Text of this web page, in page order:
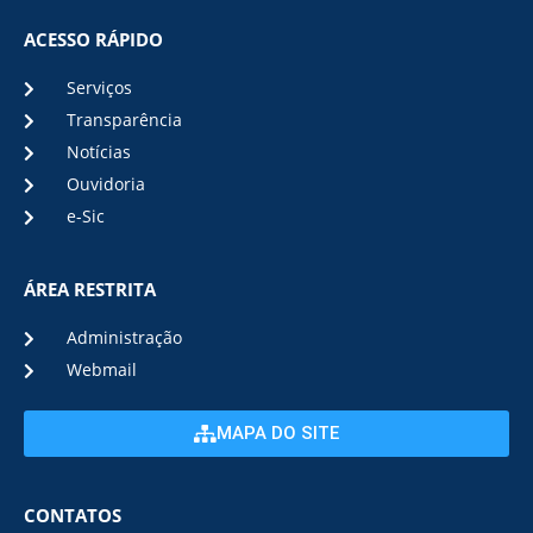
ACESSO RÁPIDO
Serviços
Transparência
Notícias
Ouvidoria
e-Sic
ÁREA RESTRITA
Administração
Webmail
MAPA DO SITE
CONTATOS